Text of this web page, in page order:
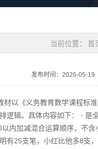
当前位置： 首
发布时间：2026-05-19
以《义务教育数学课程标
辑。具体内容如下： - 是
内加减混合运算顺序，不
有25支笔，小红比他多8